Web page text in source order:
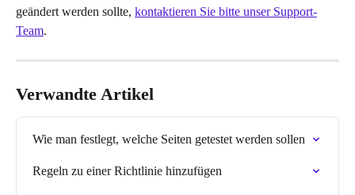
geändert werden sollte, kontaktieren Sie bitte unser Support-
Team.
Verwandte Artikel
Wie man festlegt, welche Seiten getestet werden sollen
Regeln zu einer Richtlinie hinzufügen